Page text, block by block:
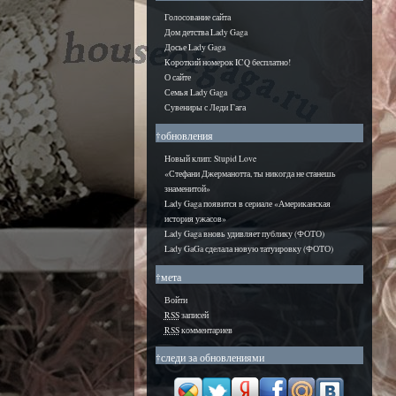
Голосование сайта
Дом детства Lady Gaga
Досье Lady Gaga
Короткий номерок ICQ бесплатно!
О сайте
Семья Lady Gaga
Сувениры с Леди Гага
†обновления
Новый клип: Stupid Love
«Стефани Джерманотта, ты никогда не станешь
знаменитой»
Lady Gaga появится в сериале «Американская
история ужасов»
Lady Gaga вновь удивляет публику (ФОТО)
Lady GaGa сделала новую татуировку (ФОТО)
†мета
Войти
RSSзаписей
RSSкомментариев
†следи за обновлениями